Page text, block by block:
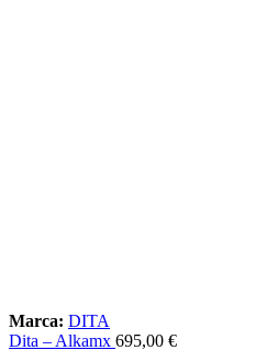
Marca: DITA
Dita – Alkamx 695,00 €